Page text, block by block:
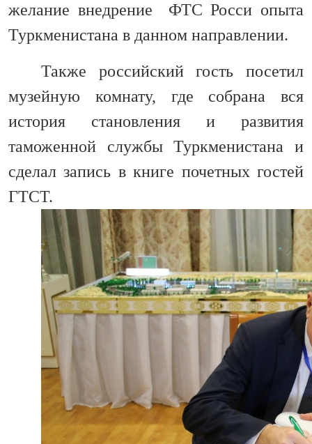
желание внедрение
ФТС Росси опыта
Туркменистана в данном направлении.
Также российский гость посетил
музейную комнату, где собрана вся
история становления и развития
таможенной службы Туркменистана и
сделал запись в книге почетных гостей
ГТСТ.